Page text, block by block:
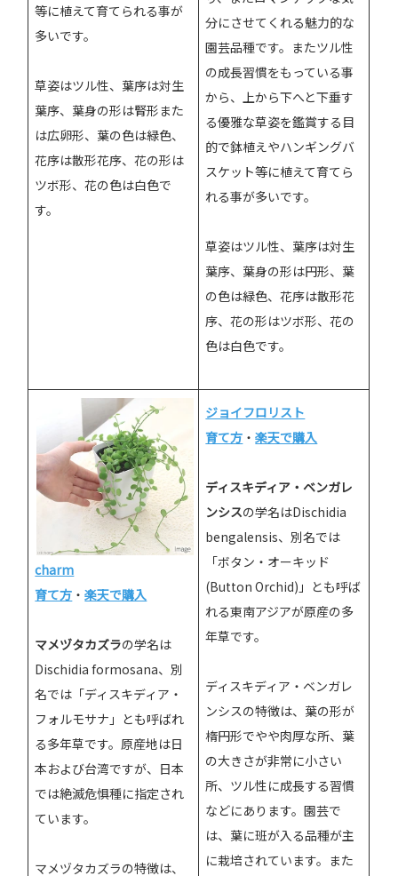
等に植えて育てられる事が
多いです。
草姿はツル性、葉序は対生
葉序、葉身の形は腎形また
は広卵形、葉の色は緑色、
花序は散形花序、花の形は
ツボ形、花の色は白色で
す。
分にさせてくれる魅力的な
園芸品種です。またツル性
の成長習慣をもっている事
から、上から下へと下垂す
る優雅な草姿を鑑賞する目
的で鉢植えやハンギングバ
スケット等に植えて育てら
れる事が多いです。
草姿はツル性、葉序は対生
葉序、葉身の形は円形、葉
の色は緑色、花序は散形花
序、花の形はツボ形、花の
色は白色です。
charm
育て方 ・楽天で購入
マメヅタカズラの学名は
Dischidia formosana、別
名では「ディスキディア・
フォルモサナ」とも呼ばれ
る多年草です。原産地は日
本および台湾ですが、日本
では絶滅危惧種に指定され
ています。
マメヅタカズラの特徴は、
ジョイフロリスト
育て方 ・楽天で購入
ディスキディア・ベンガレ
ンシスの学名はDischidia
bengalensis、別名では
「ボタン・オーキッド
(Button Orchid)」とも呼ば
れる東南アジアが原産の多
年草です。
ディスキディア・ベンガレ
ンシスの特徴は、葉の形が
楕円形でやや肉厚な所、葉
の大きさが非常に小さい
所、ツル性に成長する習慣
などにあります。園芸で
は、葉に班が入る品種が主
に栽培されています。また